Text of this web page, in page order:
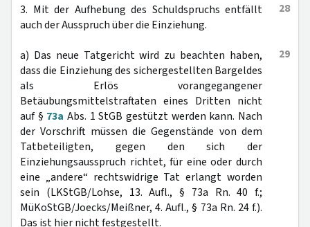
28
3. Mit der Aufhebung des Schuldspruchs entfällt
auch der Ausspruch über die Einziehung.
29
a) Das neue Tatgericht wird zu beachten haben,
dass die Einziehung des sichergestellten Bargeldes
als Erlös vorangegangener
Betäubungsmittelstraftaten eines Dritten nicht
auf § 73a Abs. 1 StGB gestützt werden kann. Nach
der Vorschrift müssen die Gegenstände von dem
Tatbeteiligten, gegen den sich der
Einziehungsausspruch richtet, für eine oder durch
eine „andere“ rechtswidrige Tat erlangt worden
sein (LKStGB/Lohse, 13. Aufl., § 73a Rn. 40 f.;
MüKoStGB/Joecks/Meißner, 4. Aufl., § 73a Rn. 24 f.).
Das ist hier nicht festgestellt.